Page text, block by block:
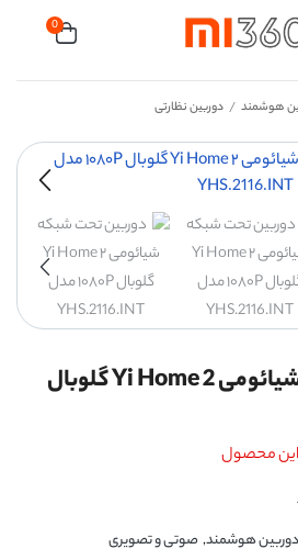
0
هوشمند / دوربین نظارتی
دوربین تحت شبکه شیائومی 2 Yi Home گلوبال
دوربین هوشمند,صوتی و تصویری